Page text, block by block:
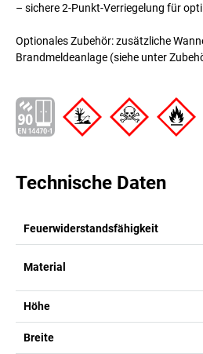
– sichere 2-Punkt-Verriegelung für
Optionales Zubehör: zusätzliche
Brandmeldeanlage (siehe unter
Technische Daten
Feuerwiderstandsfähigkeit
Material
Höhe
Breite